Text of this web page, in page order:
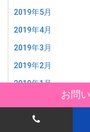
2019年5月
2019年4月
2019年3月
2019年2月
2019年1月
2018年11月
お問